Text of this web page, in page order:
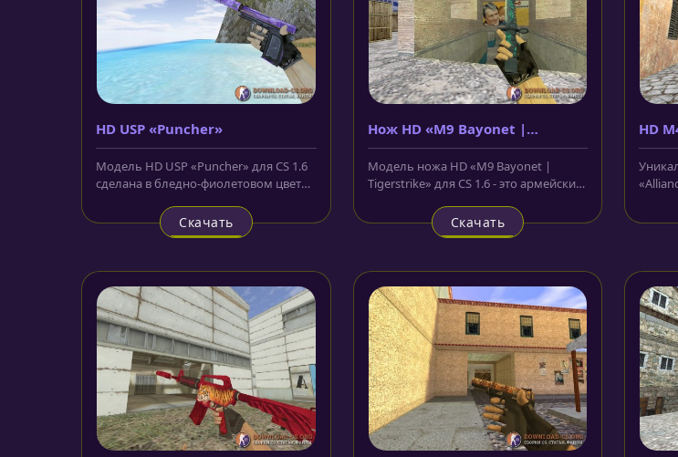
HD USP «Puncher»
Модель HD USP «Puncher» для CS 1.6
сделана в бледно-фиолетовом цвете,
Скачать
Нож HD «M9 Bayonet |
Tigerstrike»
Модель ножа HD «M9 Bayonet |
Tigerstrike» для CS 1.6 - это армейский
Скачать
HD